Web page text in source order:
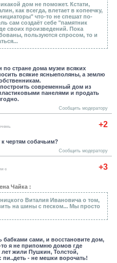
дом не поможет. Кстати,
как всегда, влетает в копеечку,
что-то не спешат по-
сам создаёт себе "памятник
своих произведений. Пока
пользуются спросом, то и
по стране дома музеи всяких
всякие ясныеполяны, а землю
современный дом из
панелями и продать
Сообщить модератору
+2
к чертям собачьим?
Сообщить модератору
+3
с
Чайка :
Виталия Ивановича о том,
на шины с песком... Мы просто
бабками сами, и восстановите дом,
то я не припомню домов где
лет жили Пушкин, Толстой,
пи..деть - не мешки ворочать!